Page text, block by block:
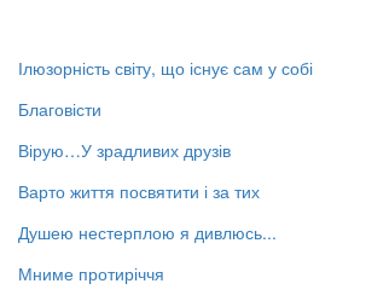
Ілюзорність світу, що існує сам у собі
Благовісти
Вірую…У зрадливих друзів
Варто життя посвятити і за тих
Душею нестерплою я дивлюсь...
Мниме протиріччя